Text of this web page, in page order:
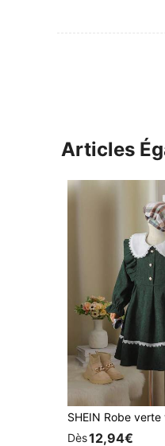
Articles
Dès12,94€